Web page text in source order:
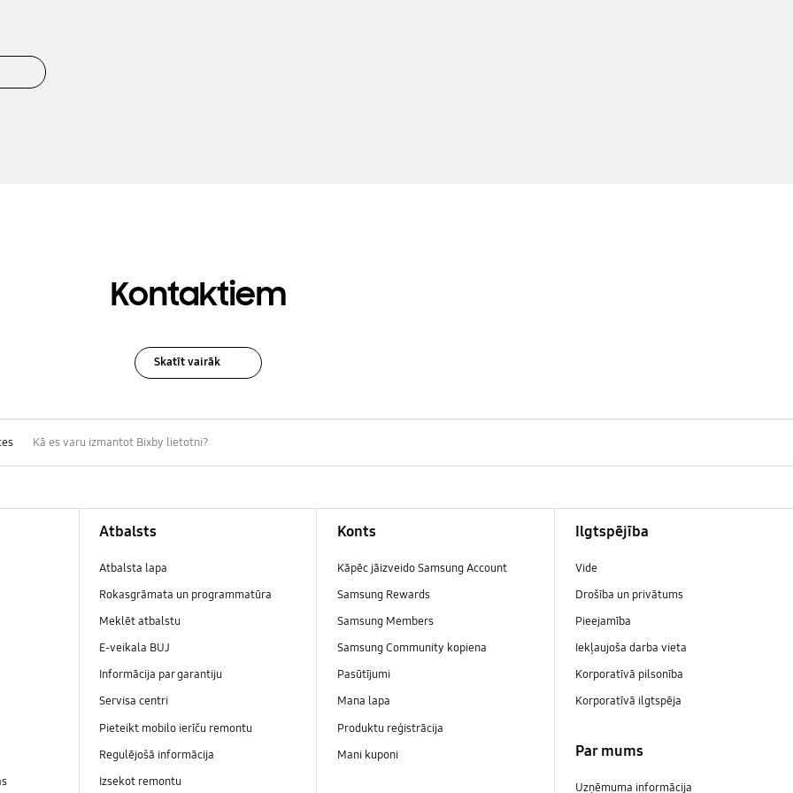
Kontaktiem
Skatīt vairāk
Kā es varu izmantot Bixby lietotni?
Atbalsts
Atbalsta lapa
Rokasgrāmata un programmatūra
Meklēt atbalstu
E-veikala BUJ
Informācija par garantiju
Servisa centri
Pieteikt mobilo ierīču remontu
Regulējošā informācija
Izsekot remontu
Konts
Kāpēc jāizveido Samsung Account
Samsung Rewards
Samsung Members
Samsung Community kopiena
Pasūtījumi
Mana lapa
Produktu reģistrācija
Mani kuponi
Ilgtspējība
Vide
Drošība un privātums
Pieejamība
Iekļaujoša darba vieta
Korporatīvā pilsonība
Korporatīvā ilgtspēja
Par mums
Uzņēmuma informācija